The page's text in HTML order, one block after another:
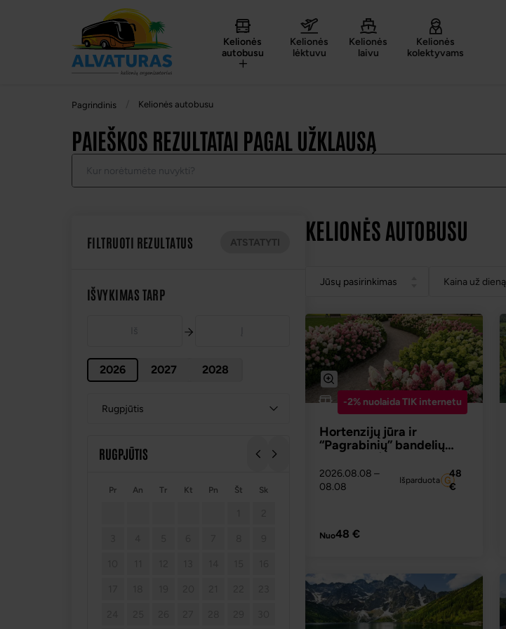
Kelionės
autobusu
Kelionės
lėktuvu
Kelionės
laivu
Kelionės
kolektyvams
Pagrindinis Kelionės autobusu
PAIEŠKOS REZULTATAI PAGAL UŽKLAUSĄ
FILTRUOTI REZULTATUS ATSTATYTI
IŠVYKIMAS TARP
2026 2027 2028
Rugpjūtis
RUGPJŪTIS
Pr An Tr Kt Pn Št Sk
KELIONĖS AUTOBUSU
jūsų pasirinkimas Kaina už dieną
-2% nuolaida TIK internetu
Hortenzijų jūra ir
“Pagrabinių” bandelių
aromatas (iš Alytaus,
Prienų, Kauno)
2026.08.08 –
08.08
Išparduota
48
€
Nuo48 €